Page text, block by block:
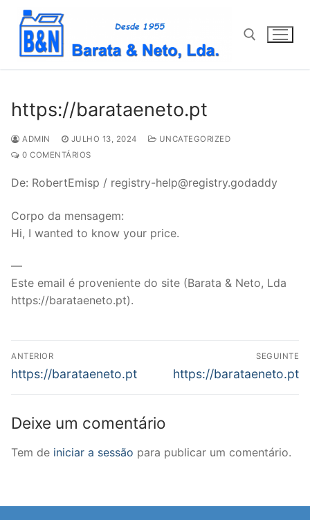
Saltar
para
conteúdo
https://barataeneto.pt
ADMIN JULHO 13, 2024
UNCATEGORIZED
0 COMENTÁRIOS
De: RobertEmisp / registry-help@registry.godaddy
Corpo da mensagem:
Hi, I wanted to know your price.
—
Este email é proveniente do site (Barata & Neto, Lda
https://barataeneto.pt).
Navegação
de
ANTERIOR
Previous
https://barataeneto.pt
SEGUINTE
Next
https://barataeneto.pt
Deixe um comentário
Tem de iniciar a sessão para publicar um comentário.